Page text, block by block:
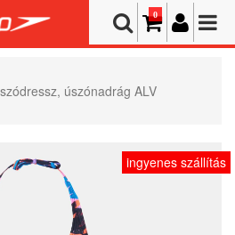
0
úszónadrág ALV
ingyenes szállítás